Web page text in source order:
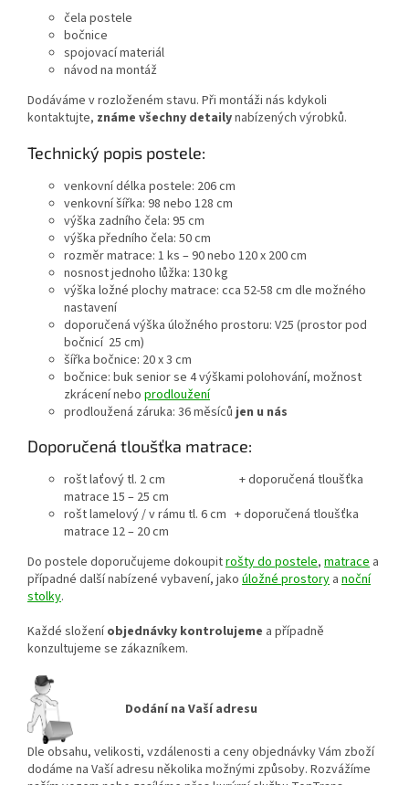
čela postele
bočnice
spojovací materiál
návod na montáž
Dodáváme v rozloženém stavu. Při montáži nás kdykoli
kontaktujte, známe všechny detailynabízených výrobků.
Technický popis postele:
venkovní délka postele: 206 cm
venkovní šířka: 98 nebo 128 cm
výška zadního čela: 95 cm
výška předního čela: 50 cm
rozměr matrace: 1 ks – 90 nebo 120 x 200 cm
nosnost jednoho lůžka: 130 kg
výška ložné plochy matrace: cca 52-58 cm dle možného
nastavení
doporučená výška úložného prostoru: V25 (prostor pod
bočnicí 25 cm)
šířka bočnice: 20 x 3 cm
bočnice: buk senior se 4 výškami polohování, možnost
zkrácení nebo prodloužení
prodloužená záruka: 36 měsícůjen u nás
Doporučená tloušťka matrace:
rošt laťový tl. 2 cm + doporučená tloušťka
matrace 15 – 25 cm
rošt lamelový / v rámu tl. 6 cm + doporučená tloušťka
matrace 12 – 20 cm
Do postele doporučujeme dokoupitrošty do postele, matrace a
případné další nabízené vybavení, jako úložné prostory a noční
stolky.
Každé složeníobjednávky kontrolujeme a případně
konzultujeme se zákazníkem.
Dodání na Vaší adresu
Dle obsahu, velikosti, vzdálenosti a ceny objednávky Vám zboží
dodáme na Vaší adresu několika možnými způsoby. Rozvážíme